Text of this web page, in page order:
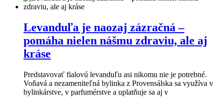
Levanduľa je naozaj zázračná –
pomáha nielen nášmu zdraviu, ale aj
kráse
Predstavovať fialovú levanduľu asi nikomu nie je potrebné.
Voňavá a nezameniteľná bylinka z Provensálska sa využíva v
bylinkárstve, v parfumérstve a uplatňuje sa aj v